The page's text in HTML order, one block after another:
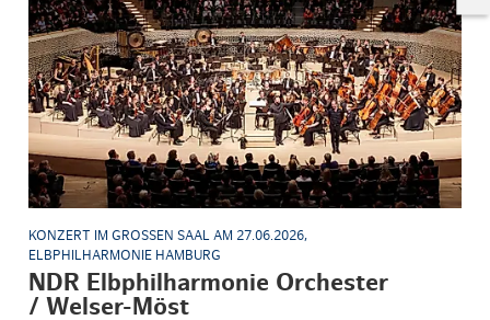
KONZERT IM GROSSEN SAAL AM 27.06.2026, E
LBPHILHARMONIE HAMBURG
NDR Elbphilharmonie Orchester
/ Welser-Möst